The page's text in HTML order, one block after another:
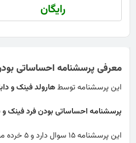
رایگان
معرفی پرسشنامه احساساتی
این پرسشنامه توسطهارولد فینک و
پرسشنامه احساساتی بودن فرد فینک و
این پرسشنامه 15 سوال دارد و 5 خرده مقیاس را می سنجد؛ این 5 خرده مقیاس عبارت اند از: